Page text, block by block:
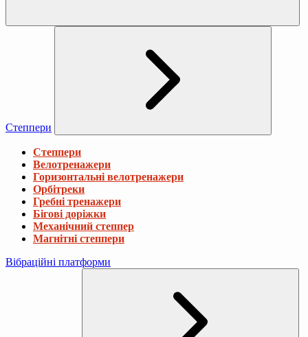
Степпери
Степпери
Велотренажери
Горизонтальні велотренажери
Орбітреки
Гребні тренажери
Бігові доріжки
Механічний степпер
Магнітні степпери
Вібраційні платформи